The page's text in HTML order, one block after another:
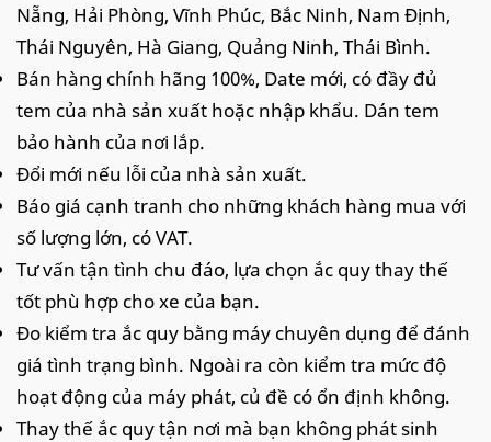
Nẵng, Hải Phòng, Vĩnh Phúc, Bắc Ninh, Nam Định,
Thái Nguyên, Hà Giang, Quảng Ninh, Thái Bình.
Bán hàng chính hãng 100%, Date mới, có đầy đủ
tem của nhà sản xuất hoặc nhập khẩu. Dán tem
bảo hành của nơi lắp.
Đổi mới nếu lỗi của nhà sản xuất.
Báo giá cạnh tranh cho những khách hàng mua với
số lượng lớn, có VAT.
Tư vấn tận tình chu đáo, lựa chọn ắc quy thay thế
tốt phù hợp cho xe của bạn.
Đo kiểm tra ắc quy bằng máy chuyên dụng để đánh
giá tình trạng bình. Ngoài ra còn kiểm tra mức độ
hoạt động của máy phát, củ đề có ổn định không.
Thay thế ắc quy tận nơi mà bạn không phát sinh